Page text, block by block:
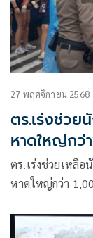
27 พฤศจิกายน 2568
ตร.เร่งช่วย
หาดใหญ่กว่
ตร.เร่งช่วยเหลื
หาดใหญ่กว่า